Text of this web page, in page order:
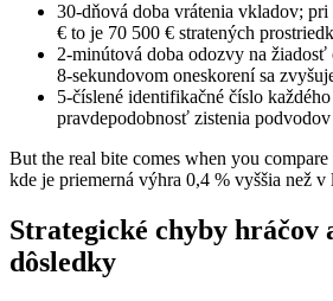
30‑dňová doba vrátenia vkladov;
€ to je 70 500 € stratených
2‑minútová doba odozvy na
8‑sekundovom oneskorení sa
5‑číslené identifikačné číslo
pravdepodobnosť zistenia
But the real bite comes when you
kde je priemerná výhra 0,4 % vyššia než v
Strategické chyby hráčov
dôsledky